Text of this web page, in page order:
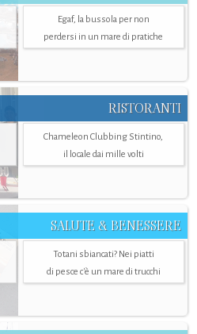
Egaf, la bussola per non
perdersi in un mare di pratiche
RISTORANTI
Chameleon Clubbing Stintino,
il locale dai mille volti
SALUTE & BENESSERE
Totani sbiancati? Nei piatti
di pesce c'è un mare di trucchi